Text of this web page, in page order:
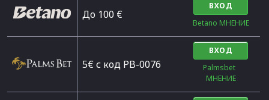
Дo 100 €
ВХОД
Betano МНЕНИЕ
5€ с код PB-0076
ВХОД
Palmsbet
МНЕНИЕ